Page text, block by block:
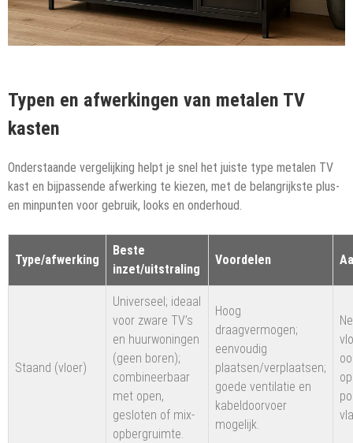
Typen en afwerkingen van metalen TV
kasten
Onderstaande vergelijking helpt je snel het juiste type metalen TV
kast en bijpassende afwerking te kiezen, met de belangrijkste plus-
en minpunten voor gebruik, looks en onderhoud.
Type/afwerking
Beste
inzet/uitstraling
Voordelen
Staand (vloer)
Universeel; ideaal
voor zware TV’s
en huurwoningen
(geen boren);
combineerbaar
met open,
gesloten of mix-
opbergruimte.
Hoog
draagvermogen;
eenvoudig
plaatsen/verplaatsen;
goede ventilatie en
kabeldoorvoer
mogelijk.